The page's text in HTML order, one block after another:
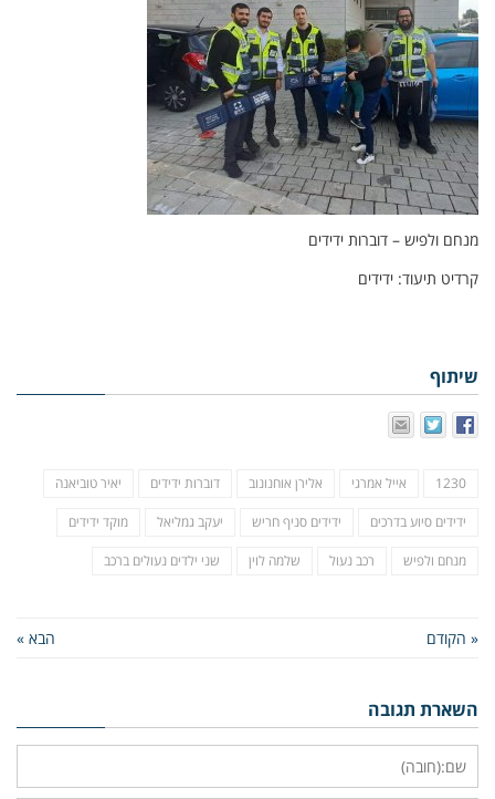
מנחם ולפיש – דוברות ידידים
קרדיט תיעוד: ידידים
שיתוף
1230 אייל אמרגי אלירן אוחנונוב דוברות ידידים יאיר טוביאנה
ידידים סיוע בדרכים ידידים סניף חריש יעקב גמליאל מוקד ידידים
מנחם ולפיש רכב נעול שלמה לוין שני ילדים נעולים ברכב
« הקודם הבא »
השארת תגובה